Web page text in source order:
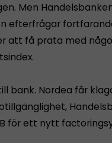
Men
efterfrågar
att få prata med
bank. Nordea får
för ett nytt